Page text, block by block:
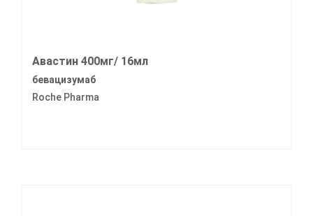
Авастин 400мг/ 16мл
бевацизумаб
Roche Pharma